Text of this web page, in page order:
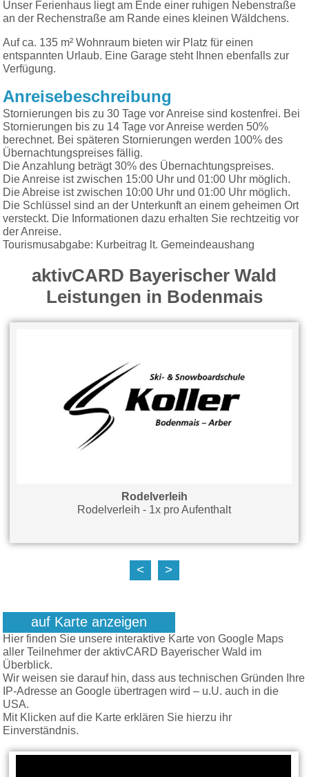
Unser Ferienhaus liegt am Ende einer ruhigen Nebenstraße
an der Rechenstraße am Rande eines kleinen Wäldchens.
Auf ca. 135 m² Wohnraum bieten wir Platz für einen
entspannten Urlaub. Eine Garage steht Ihnen ebenfalls zur
Verfügung.
Anreisebeschreibung
Stornierungen bis zu 30 Tage vor Anreise sind kostenfrei. Bei
Stornierungen bis zu 14 Tage vor Anreise werden 50%
berechnet. Bei späteren Stornierungen werden 100% des
Übernachtungspreises fällig.
Die Anzahlung beträgt 30% des Übernachtungspreises.
Die Anreise ist zwischen 15:00 Uhr und 01:00 Uhr möglich.
Die Abreise ist zwischen 10:00 Uhr und 01:00 Uhr möglich.
Die Schlüssel sind an der Unterkunft an einem geheimen Ort
versteckt. Die Informationen dazu erhalten Sie rechtzeitig vor
der Anreise.
Tourismusabgabe: Kurbeitrag lt. Gemeindeaushang
aktivCARD Bayerischer Wald
Leistungen in Bodenmais
Rodelverleih
Rodelverleih - 1x pro Aufenthalt
< >
auf Karte anzeigen
Hier finden Sie unsere interaktive Karte von Google Maps
aller Teilnehmer der aktivCARD Bayerischer Wald im
Überblick.
Wir weisen sie darauf hin, dass aus technischen Gründen Ihre
IP-Adresse an Google übertragen wird – u.U. auch in die
USA.
Mit Klicken auf die Karte erklären Sie hierzu ihr
Einverständnis.